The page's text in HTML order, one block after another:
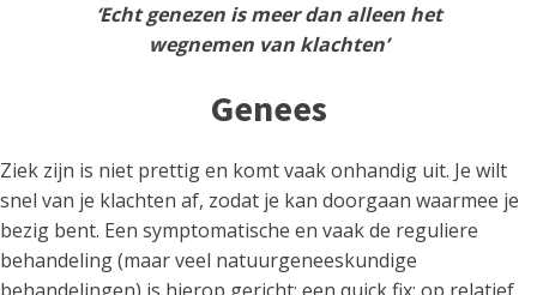
‘Echt genezen is meer dan alleen het
wegnemen van klachten’
Genees
Ziek zijn is niet prettig en komt vaak onhandig uit. Je wilt
snel van je klachten af, zodat je kan doorgaan waarmee je
bezig bent. Een symptomatische en vaak de reguliere
behandeling (maar veel natuurgeneeskundige